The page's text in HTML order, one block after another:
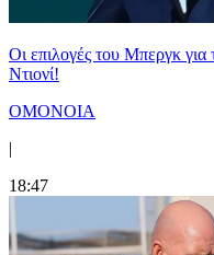
Οι επιλογές του Μπεργκ
Ντιονί!
ΟΜΟΝΟΙΑ
|
18:47